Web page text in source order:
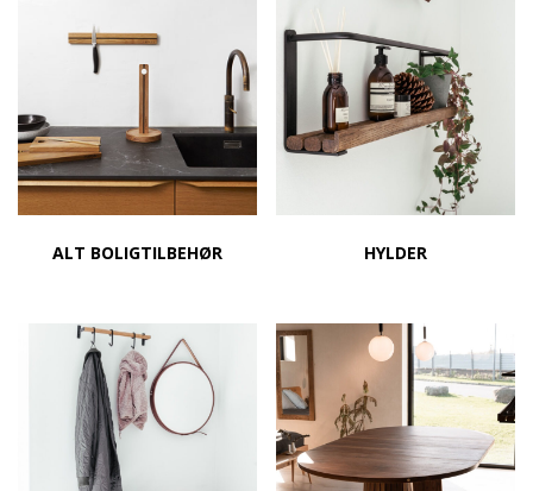
ALT BOLIGTILBEHØR HYLDER